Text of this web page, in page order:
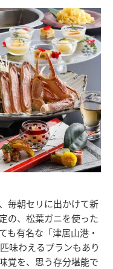
毎朝セリに出かけて新
の、松葉ガニを使った
も有名な「津居山港・
味わえるプランもあり
覚を、思う存分堪能で